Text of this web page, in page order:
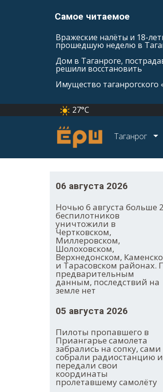
Самое читаемое
Вражеские налёты и 18-
прошедшую неделю в
Дом в Таганроге,
решили восстановить
Имущество таганрогского
27°C
Таганрог
06 августа 2026
Ночью 6 августа больше
беспилотников
уничтожили в
Чертковском,
Миллеровском,
Шолоховском,
Верхнедонском,
и Тарасовском районах.
предварительным
данным, последствий на
земле нет
05 августа 2026
Пилоты пропавшего в
Приангарье самолета
забрались на сопку, сами
собрали радиостанцию и
передали свои
координаты
пролетавшему самолёту